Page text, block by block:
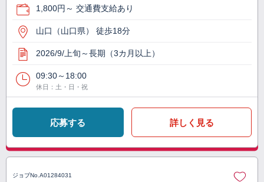
1,800円～ 交通費支給あり
山口（山口県） 徒歩18分
2026/9/上旬～長期（3カ月以上）
09:30～18:00
休日：土・日・祝
応募する 詳しく見る
ジョブNo. A01284031